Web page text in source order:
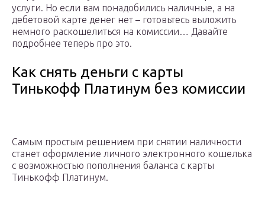
услуги. Но если вам понадобились наличные, а на
дебетовой карте денег нет – готовьтесь выложить
немного раскошелиться на комиссии… Давайте
подробнее теперь про это.
Как снять деньги с карты
Тинькофф Платинум без комиссии
Самым простым решением при снятии наличности
станет оформление личного электронного кошелька
с возможностью пополнения баланса с карты
Тинькофф Платинум.